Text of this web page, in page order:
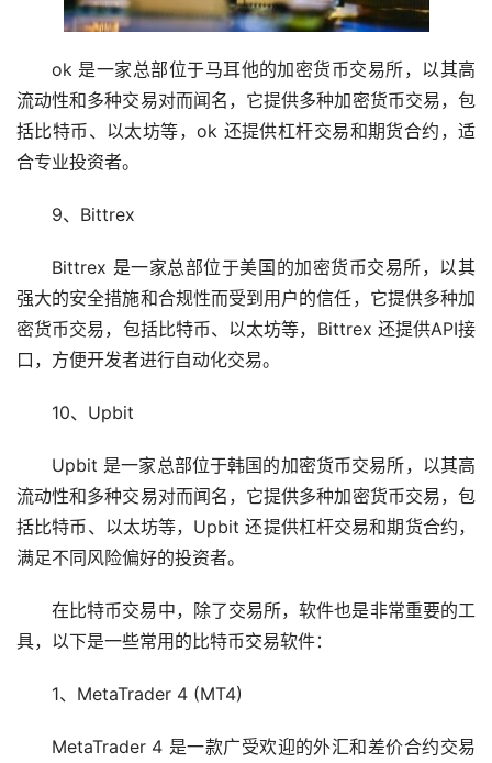
ok 是一家总部位于马耳他的加密货币交易所，以其高
流动性和多种交易对而闻名，它提供多种加密货币交易，包
括比特币、以太坊等，ok 还提供杠杆交易和期货合约，适
合专业投资者。
9、Bittrex
Bittrex 是一家总部位于美国的加密货币交易所，以其
强大的安全措施和合规性而受到用户的信任，它提供多种加
密货币交易，包括比特币、以太坊等，Bittrex 还提供API接
口，方便开发者进行自动化交易。
10、Upbit
Upbit 是一家总部位于韩国的加密货币交易所，以其高
流动性和多种交易对而闻名，它提供多种加密货币交易，包
括比特币、以太坊等，Upbit 还提供杠杆交易和期货合约，
满足不同风险偏好的投资者。
在比特币交易中，除了交易所，软件也是非常重要的工
具，以下是一些常用的比特币交易软件：
1、MetaTrader 4 (MT4)
MetaTrader 4 是一款广受欢迎的外汇和差价合约交易